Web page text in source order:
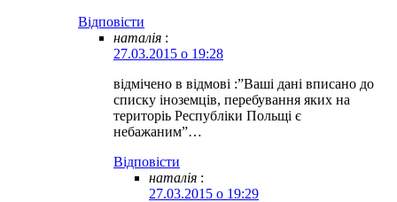
Відповіcти
наталія :
27.03.2015 о 19:28
відмічено в відмові :”Ваші дані вписано до
списку іноземців, перебування яких на
територіь Республіки Польщі є
небажаним”…
Відповіcти
наталія :
27.03.2015 о 19:29